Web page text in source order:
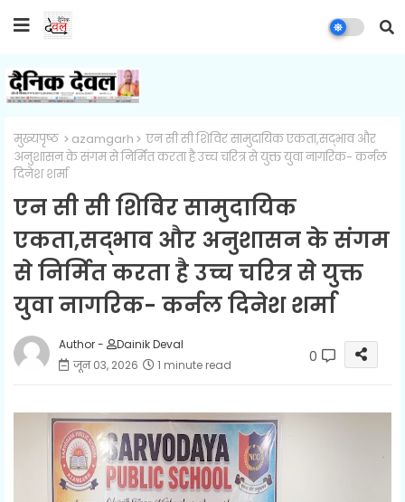
मुख्यपृष्ठ azamgarh
एन सी सी शिविर सामुदायिक एकता,सद्भाव और
अनुशासन के संगम से निर्मित करता है उच्च चरित्र से युक्त युवा नागरिक- कर्नल
दिनेश शर्मा
एन सी सी शिविर सामुदायिक
एकता,सद्भाव और अनुशासन के संगम
से निर्मित करता है उच्च चरित्र से युक्त
युवा नागरिक- कर्नल दिनेश शर्मा
Author -
Dainik Deval
जून 03, 2026
1 minute read 0